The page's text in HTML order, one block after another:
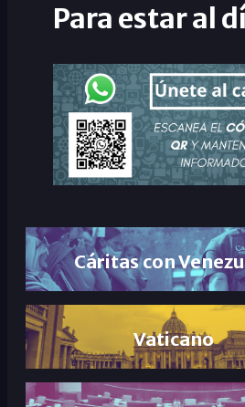
Para estar al
Cáritas con
Vaticano